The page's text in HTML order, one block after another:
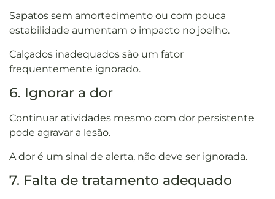
Sapatos sem amortecimento ou com pouca
estabilidade aumentam o impacto no joelho.
Calçados inadequados são um fator
frequentemente ignorado.
6. Ignorar a dor
Continuar atividades mesmo com dor persistente
pode agravar a lesão.
A dor é um sinal de alerta, não deve ser ignorada.
7. Falta de tratamento adequado